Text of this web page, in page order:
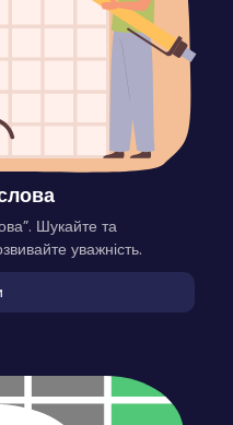
Шукайте та
уважність.